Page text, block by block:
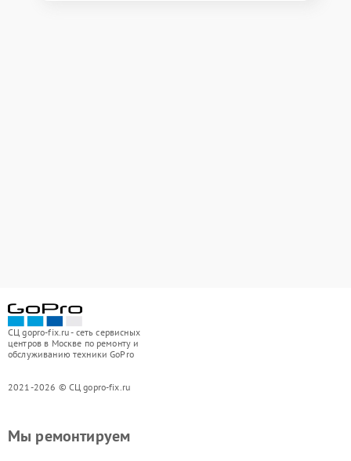
СЦ gopro-fix.ru - сеть сервисных
центров в Москве по ремонту и
обслуживанию техники GoPro
2021-2026 © СЦ gopro-fix.ru
Мы ремонтируем